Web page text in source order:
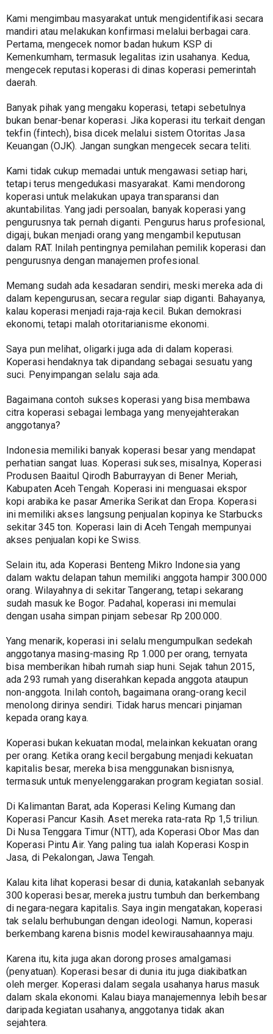
Kami mengimbau masyarakat untuk mengidentifikasi secara
mandiri atau melakukan konfirmasi melalui berbagai cara.
Pertama, mengecek nomor badan hukum KSP di
Kemenkumham, termasuk legalitas izin usahanya. Kedua,
mengecek reputasi koperasi di dinas koperasi pemerintah
daerah.
Banyak pihak yang mengaku koperasi, tetapi sebetulnya
bukan benar-benar koperasi. Jika koperasi itu terkait dengan
tekfin (fintech), bisa dicek melalui sistem Otoritas Jasa
Keuangan (OJK). Jangan sungkan mengecek secara teliti.
Kami tidak cukup memadai untuk mengawasi setiap hari,
tetapi terus mengedukasi masyarakat. Kami mendorong
koperasi untuk melakukan upaya transparansi dan
akuntabilitas. Yang jadi persoalan, banyak koperasi yang
pengurusnya tak pernah diganti. Pengurus harus profesional,
digaji, bukan menjadi orang yang mengambil keputusan
dalam RAT. Inilah pentingnya pemilahan pemilik koperasi dan
pengurusnya dengan manajemen profesional.
Memang sudah ada kesadaran sendiri, meski mereka ada di
dalam kepengurusan, secara regular siap diganti. Bahayanya,
kalau koperasi menjadi raja-raja kecil. Bukan demokrasi
ekonomi, tetapi malah otoritarianisme ekonomi.
Saya pun melihat, oligarki juga ada di dalam koperasi.
Koperasi hendaknya tak dipandang sebagai sesuatu yang
suci. Penyimpangan selalu saja ada.
Bagaimana contoh sukses koperasi yang bisa membawa
citra koperasi sebagai lembaga yang menyejahterakan
anggotanya?
Indonesia memiliki banyak koperasi besar yang mendapat
perhatian sangat luas. Koperasi sukses, misalnya, Koperasi
Produsen Baaitul Qirodh Baburrayyan di Bener Meriah,
Kabupaten Aceh Tengah. Koperasi ini menguasai ekspor
kopi arabika ke pasar Amerika Serikat dan Eropa. Koperasi
ini memiliki akses langsung penjualan kopinya ke Starbucks
sekitar 345 ton. Koperasi lain di Aceh Tengah mempunyai
akses penjualan kopi ke Swiss.
Selain itu, ada Koperasi Benteng Mikro Indonesia yang
dalam waktu delapan tahun memiliki anggota hampir 300.000
orang. Wilayahnya di sekitar Tangerang, tetapi sekarang
sudah masuk ke Bogor. Padahal, koperasi ini memulai
dengan usaha simpan pinjam sebesar Rp 200.000.
Yang menarik, koperasi ini selalu mengumpulkan sedekah
anggotanya masing-masing Rp 1.000 per orang, ternyata
bisa memberikan hibah rumah siap huni. Sejak tahun 2015,
ada 293 rumah yang diserahkan kepada anggota ataupun
non-anggota. Inilah contoh, bagaimana orang-orang kecil
menolong dirinya sendiri. Tidak harus mencari pinjaman
kepada orang kaya.
Koperasi bukan kekuatan modal, melainkan kekuatan orang
per orang. Ketika orang kecil bergabung menjadi kekuatan
kapitalis besar, mereka bisa menggunakan bisnisnya,
termasuk untuk menyelenggarakan program kegiatan sosial.
Di Kalimantan Barat, ada Koperasi Keling Kumang dan
Koperasi Pancur Kasih. Aset mereka rata-rata Rp 1,5 triliun.
Di Nusa Tenggara Timur (NTT), ada Koperasi Obor Mas dan
Koperasi Pintu Air. Yang paling tua ialah Koperasi Kospin
Jasa, di Pekalongan, Jawa Tengah.
Kalau kita lihat koperasi besar di dunia, katakanlah sebanyak
300 koperasi besar, mereka justru tumbuh dan berkembang
di negara-negara kapitalis. Saya ingin mengatakan, koperasi
tak selalu berhubungan dengan ideologi. Namun, koperasi
berkembang karena bisnis model kewirausahaannya maju.
Karena itu, kita juga akan dorong proses amalgamasi
(penyatuan). Koperasi besar di dunia itu juga diakibatkan
oleh merger. Koperasi dalam segala usahanya harus masuk
dalam skala ekonomi. Kalau biaya manajemennya lebih besar
daripada kegiatan usahanya, anggotanya tidak akan
sejahtera.